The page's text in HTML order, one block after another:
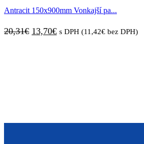
23,01€.15,05€.
Antracit 150x900mm Vonkajší pa...
20,31€ Pôvodná
13,70€Aktuálna
s DPH (11,42€ bez DPH)